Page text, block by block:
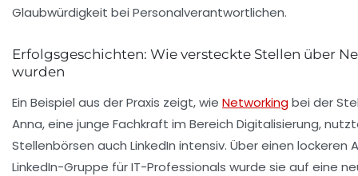
Glaubwürdigkeit bei Personalverantwortlichen.
Erfolgsgeschichten: Wie versteckte Stellen über
wurden
Ein Beispiel aus der Praxis zeigt, wie Networkingbei der
Anna, eine junge Fachkraft im Bereich Digitalisierung,
Stellenbörsen auch LinkedIn intensiv. Über einen lockeren
LinkedIn-Gruppe für IT-Professionals wurde sie auf eine